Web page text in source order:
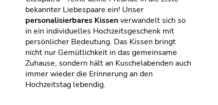
bekannter Liebespaare ein! Unser
personalisierbares Kissenverwandelt sich so
in ein individuelles Hochzeitsgeschenk mit
persönlicher Bedeutung. Das Kissen bringt
nicht nur Gemütlichkeit in das gemeinsame
Zuhause, sondern hält an Kuschelabenden auch
immer wieder die Erinnerung an den
Hochzeitstag lebendig.